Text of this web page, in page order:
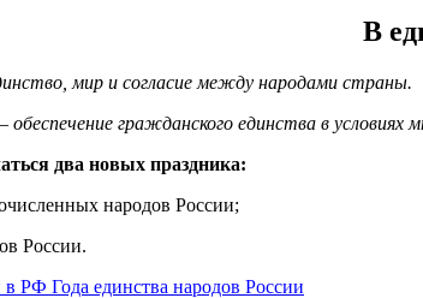
В
мир и согласие между народами страны.
– обеспечение гражданского единства в
два новых праздника:
народов России;
России.
РФ Года единства народов России